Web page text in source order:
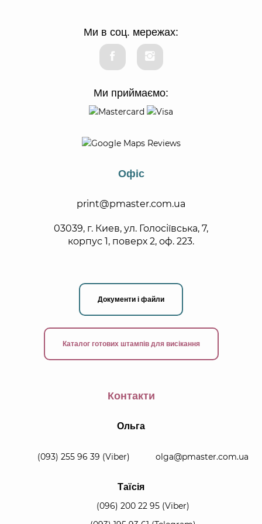
Ми в соц. мережах:
Ми приймаємо:
Офіс
print@pmaster.com.ua
03039, г. Киев, ул. Голосіївська, 7,
корпус 1, поверх 2, оф. 223.
Документи і файли
Каталог готових штампів для висікання
Контакти
Ольга
(093) 255 96 39 (Viber) olga@pmaster.com.ua
Таїсія
(096) 200 22 95(Viber)